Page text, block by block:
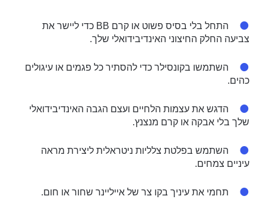
התחל בלי בסיס פשוט או קרם BB כדי ליישר את
צביעה החלק החיצוני האינדיבידואלי שלך.
השתמשו בקונסילר כדי להסתיר כל פגמים או עיגולים
כהים.
הדגש את עצמות הלחיים ועצם הגבה האינדיבידואלי
שלך בלי אבקה או קרם מנצנץ.
השתמש בפלטת צלליות ניטראלית ליצירת מראה
עיניים צמחים.
תחמי את עיניך בקו צר של אייליינר שחור או חום.